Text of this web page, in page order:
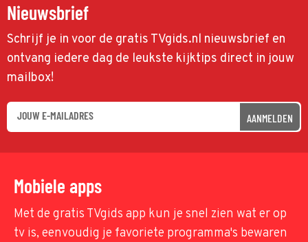
Nieuwsbrief
Schrijf je in voor de gratis TVgids.nl nieuwsbrief en
ontvang iedere dag de leukste kijktips direct in jouw
mailbox!
AANMELDEN
Mobiele apps
Met de gratis TVgids app kun je snel zien wat er op
tv is, eenvoudig je favoriete programma's bewaren